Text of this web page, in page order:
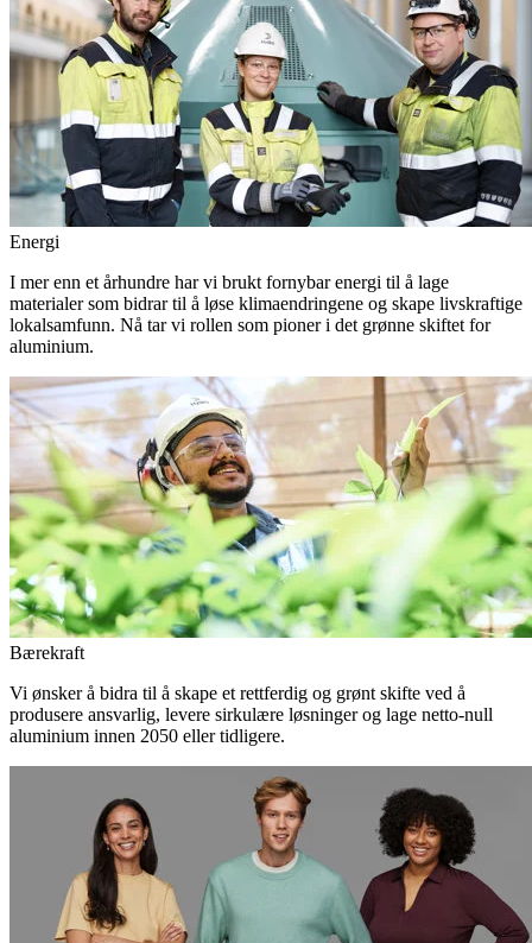
Energi
I mer enn et århundre har vi brukt fornybar energi til å lage
materialer som bidrar til å løse klimaendringene og skape livskraftige
lokalsamfunn. Nå tar vi rollen som pioner i det grønne skiftet for
aluminium.
Bærekraft
Vi ønsker å bidra til å skape et rettferdig og grønt skifte ved å
produsere ansvarlig, levere sirkulære løsninger og lage netto-null
aluminium innen 2050 eller tidligere.